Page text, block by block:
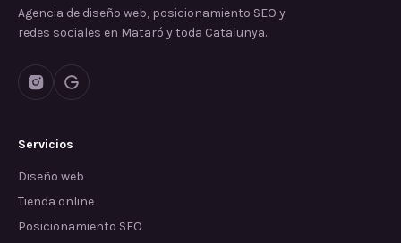
Agencia de diseño web, posicionamiento SEO y
redes sociales en Mataró y toda Catalunya.
Servicios
Diseño web
Tienda online
Posicionamiento SEO